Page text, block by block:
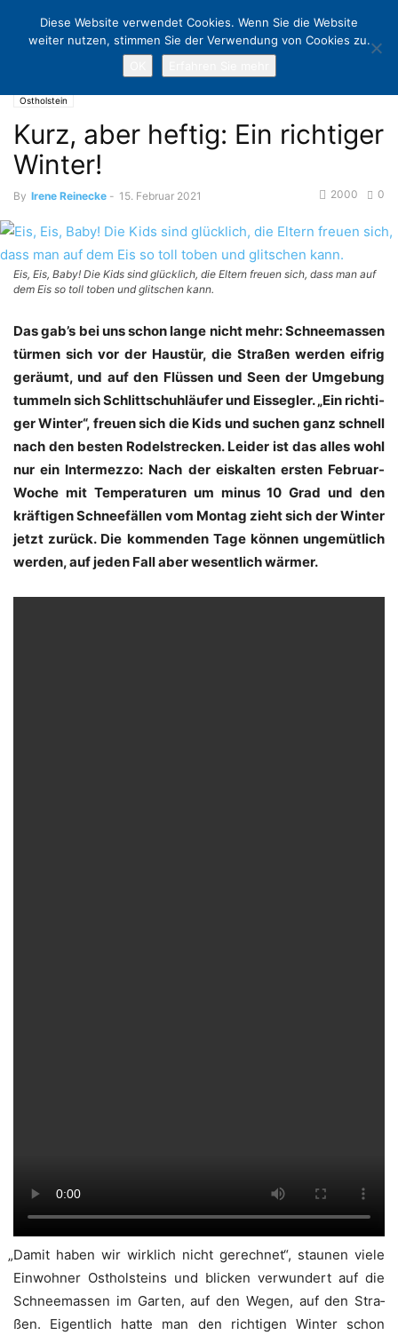
Ostholstein
Kurz, aber heftig: Ein richtiger
Winter!
By Irene Reinecke - 15. Februar 2021 0
2000
Eis, Eis, Baby! Die Kids sind glücklich, die Eltern freuen sich, dass man auf
dem Eis so toll toben und glitschen kann.
Das gab’s bei uns schon lan­ge nicht mehr: Schnee­mas­sen
tür­men sich vor der Haus­tür, die Stra­ßen wer­den eif­rig
geräumt, und auf den Flüs­sen und Seen der Umge­bung
tum­meln sich Schlitt­schuh­läu­fer und Eis­seg­ler. „Ein rich­ti­
ger Win­ter“, freu­en sich die Kids und suchen ganz schnell
nach den bes­ten Rodel­stre­cken. Lei­der ist das alles wohl
nur ein Inter­mez­zo: Nach der eis­kal­ten ers­ten Febru­ar-
Woche mit Tem­pe­ra­tu­ren um minus 10 Grad und den
kräf­ti­gen Schnee­fäl­len vom Mon­tag zieht sich der Win­ter
jetzt zurück. Die kom­men­den Tage kön­nen unge­müt­lich
wer­den, auf jeden Fall aber wesent­lich wärmer.
„Damit haben wir wirk­lich nicht gerech­net“, stau­nen vie­le
Ein­woh­ner Ost­hol­steins und bli­cken ver­wun­dert auf die
Schnee­mas­sen im Gar­ten, auf den Wegen, auf den Stra­
ßen. Eigent­lich hat­te man den rich­ti­gen Win­ter schon
Diese Website verwendet Cookies. Wenn Sie die Website
weiter nutzen, stimmen Sie der Verwendung von Cookies zu.